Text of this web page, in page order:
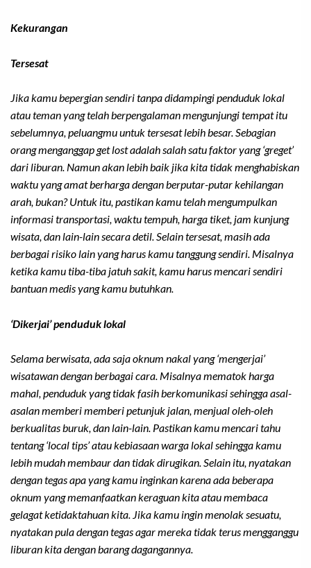
Kekurangan
Tersesat
Jika kamu bepergian sendiri tanpa didampingi penduduk lokal
atau teman yang telah berpengalaman mengunjungi tempat itu
sebelumnya, peluangmu untuk tersesat lebih besar. Sebagian
orang menganggapget lostadalah salah satu faktor yang ‘greget’
dari liburan. Namun akan lebih baik jika kita tidak menghabiskan
waktu yang amat berharga dengan berputar-putar kehilangan
arah, bukan? Untuk itu, pastikan kamu telah mengumpulkan
informasi transportasi, waktu tempuh, harga tiket, jam kunjung
wisata, dan lain-lain secara detil. Selain tersesat, masih ada
berbagai risiko lain yang harus kamu tanggung sendiri. Misalnya
ketika kamu tiba-tiba jatuh sakit, kamu harus mencari sendiri
bantuan medis yang kamu butuhkan.
‘Dikerjai’ penduduk lokal
Selama berwisata, ada saja oknum nakal yang ‘mengerjai’
wisatawan dengan berbagai cara. Misalnya mematok harga
mahal, penduduk yang tidak fasih berkomunikasi sehingga asal-
asalan memberi memberi petunjuk jalan, menjual oleh-oleh
berkualitas buruk, dan lain-lain. Pastikan kamu mencari tahu
tentang‘local tips’atau kebiasaan warga lokal sehingga kamu
lebih mudah membaur dan tidak dirugikan. Selain itu, nyatakan
dengan tegas apa yang kamu inginkan karena ada beberapa
oknum yang memanfaatkan keraguan kita atau membaca
gelagat ketidaktahuan kita. Jika kamu ingin menolak sesuatu,
nyatakan pula dengan tegas agar mereka tidak terus mengganggu
liburan kita dengan barang dagangannya.